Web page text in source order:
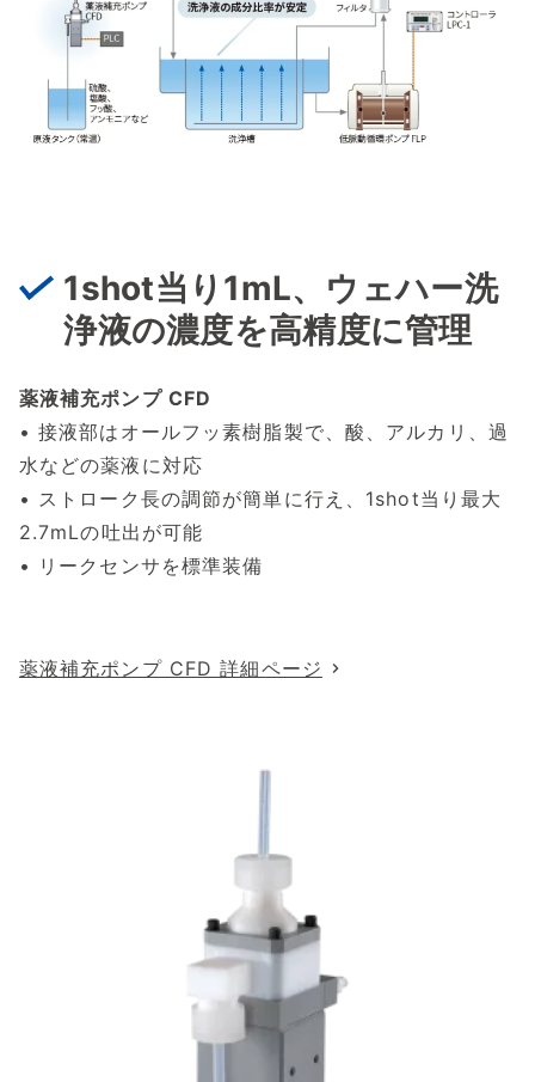
1shot当り1mL、ウェハー洗
浄液の濃度を高精度に管理
薬液補充ポンプ CFD
• 接液部はオールフッ素樹脂製で、酸、アルカリ、過
水などの薬液に対応
• ストローク長の調節が簡単に行え、1shot当り最大
2.7mLの吐出が可能
• リークセンサを標準装備
薬液補充ポンプ CFD 詳細ページ